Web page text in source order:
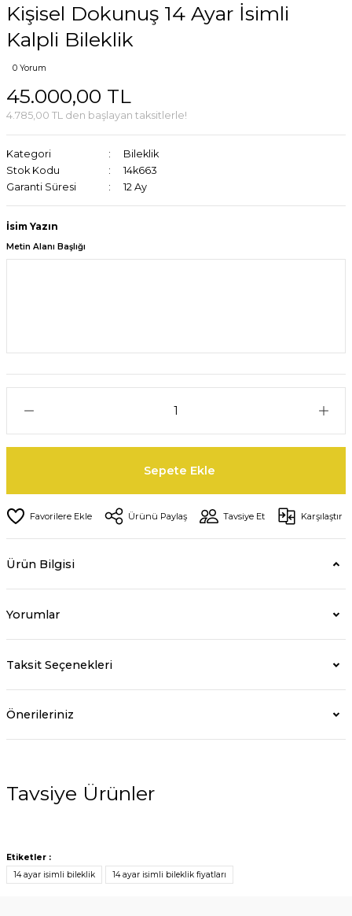
Kişisel Dokunuş 14 Ayar İsimli
Kalpli Bileklik
0 Yorum
45.000,00 TL
4.785,00 TL den başlayan taksitlerle!
Kategori
Bileklik
Stok Kodu
14k663
Garanti Süresi
12 Ay
İsim Yazın
Metin Alanı Başlığı
Sepete Ekle
Ürünü Paylaş Tavsiye Et Karşılaştır
Ürün Bilgisi
Yorumlar
Taksit Seçenekleri
Önerileriniz
Tavsiye Ürünler
Etiketler :
14 ayar isimli bileklik
14 ayar isimli bileklik fiyatları